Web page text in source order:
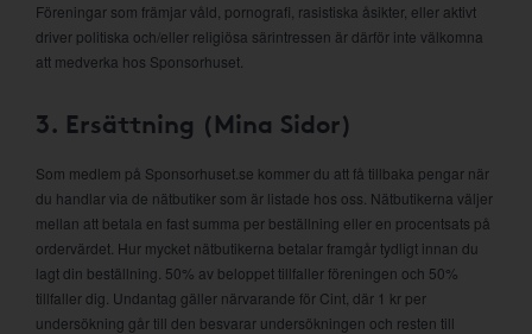
Föreningar som främjar våld, pornografi, rasistiska åsikter, eller aktivt
driver politiska och/eller religiösa särintressen är därför inte välkomna
att medverka hos Sponsorhuset.
3. Ersättning (Mina Sidor)
Som medlem på Sponsorhuset.se kommer du att få tillbaka pengar när
du handlar via de nätbutiker som är listade hos oss. Nätbutikerna väljer
mellan att betala en fast summa per beställning eller en procentsats på
ordervärdet. Hur mycket nätbutikerna betalar framgår tydligt innan du
lagt din beställning. 50% av beloppet tillfaller föreningen och 50%
tillfaller dig. Undantag gäller närvarande för Cint, där 1 kr per
undersökning går till den besvarar undersökningen och resten till